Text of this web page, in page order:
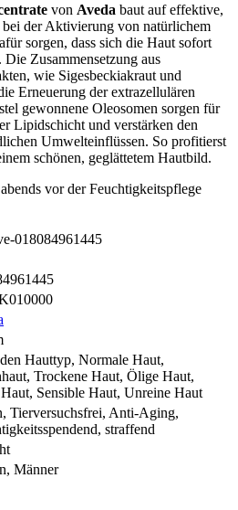
von Aveda baut auf effektive,
der Aktivierung von natürlichem
sorgen, dass sich die Haut sofort
Zusammensetzung aus
wie Sigesbeckiakraut und
Erneuerung der extrazellulären
gewonnene Oleosomen sorgen für
Lipidschicht und verstärken den
Umwelteinflüssen. So profitierst
schönen, geglättetem Hautbild.
vor der Feuchtigkeitspflege
018084961445
Hauttyp, Normale Haut,
Trockene Haut, Ölige Haut,
Sensible Haut, Unreine Haut
Tierversuchsfrei, Anti-Aging,
straffend
Männer